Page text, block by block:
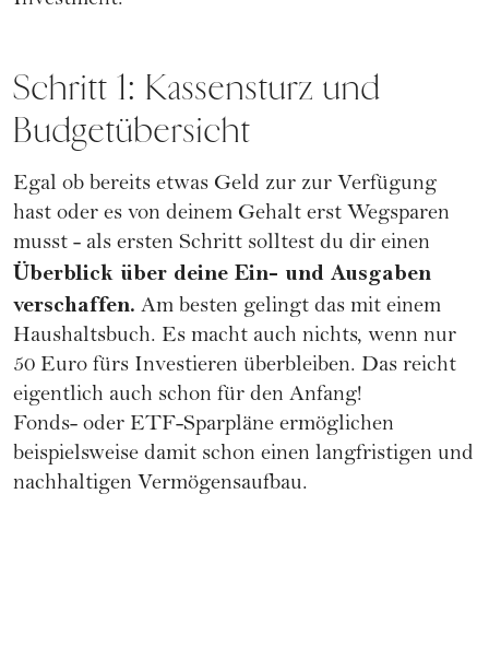
Schritt 1: Kassensturz und
Budgetübersicht
Egal ob bereits etwas Geld zur zur Verfügung
hast oder es von deinem Gehalt erst Wegsparen
musst - als ersten Schritt solltest du dir einen
Überblick über deine Ein- und Ausgaben
verschaffen. Am besten gelingt das mit einem
Haushaltsbuch. Es macht auch nichts, wenn nur
50 Euro fürs Investieren überbleiben. Das reicht
eigentlich auch schon für den Anfang!
Fonds- oder ETF-Sparpläne ermöglichen
beispielsweise damit schon einen langfristigen und
nachhaltigen Vermögensaufbau.